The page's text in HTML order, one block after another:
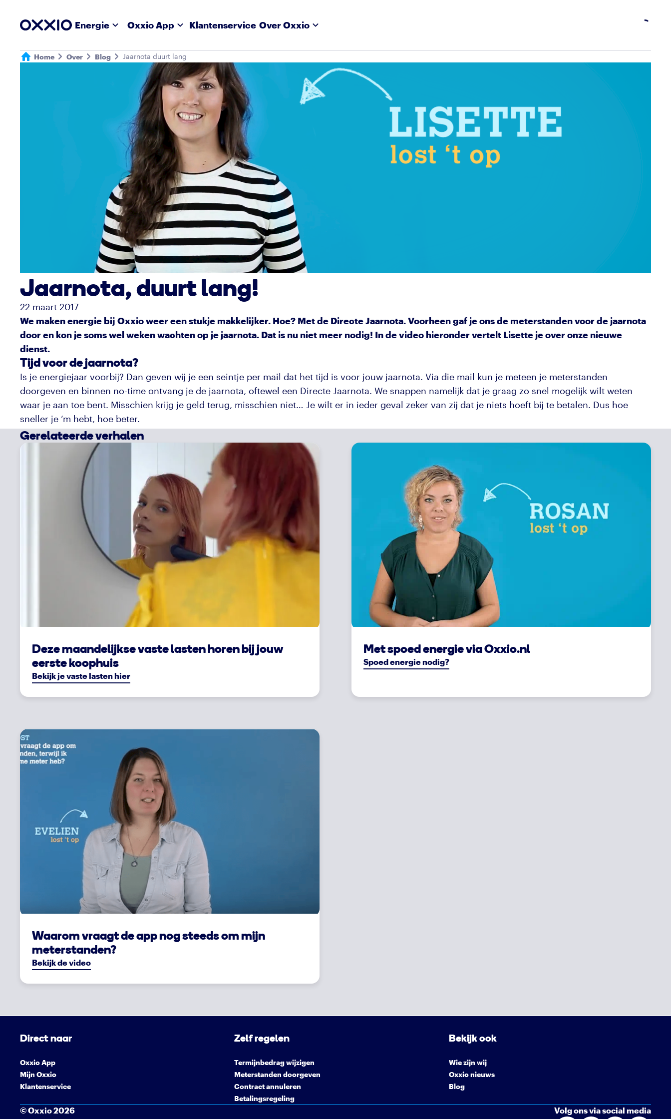
Energie Oxxio App Klantenservice Over Oxxio
Home Over Blog Jaarnota duurt lang
Jaarnota, duurt lang!
22 maart 2017
We maken energie bij Oxxio weer een stukje makkelijker. Hoe? Met de Directe Jaarnota. Voorheen gaf je ons de meterstanden voor de jaarnota
door en kon je soms wel weken wachten op je jaarnota. Dat is nu niet meer nodig! In de video hieronder vertelt Lisette je over onze nieuwe
dienst.
Tijd voor de jaarnota?
Is je energiejaar voorbij? Dan geven wij je een seintje per mail dat het tijd is voor jouw jaarnota. Via die mail kun je meteen je meterstanden
doorgeven en binnen no-time ontvang je de jaarnota, oftewel een Directe Jaarnota. We snappen namelijk dat je graag zo snel mogelijk wilt weten
waar je aan toe bent. Misschien krijg je geld terug, misschien niet… Je wilt er in ieder geval zeker van zij dat je niets hoeft bij te betalen. Dus hoe
sneller je ‘m hebt, hoe beter.
Gerelateerde verhalen
Deze maandelijkse vaste lasten horen bij jouw
eerste koophuis
Bekijk je vaste lasten hier
Met spoed energie via Oxxio.nl
Spoed energie nodig?
Waarom vraagt de app nog steeds om mijn
meterstanden?
Bekijk de video
Direct naar
Oxxio App
Mijn Oxxio
Klantenservice
Zelf regelen
Termijnbedrag wijzigen
Meterstanden doorgeven
Contract annuleren
Betalingsregeling
Bekijk ook
Wie zijn wij
Oxxio nieuws
Blog
© Oxxio 2026
Volg ons via social media